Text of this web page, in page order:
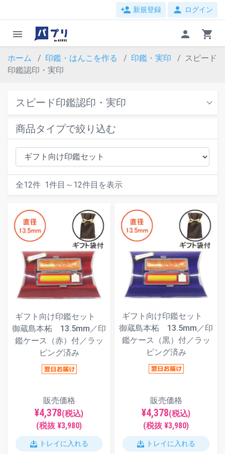
person_add 新規登録 person ログイン
menu person shopping_cart
ホーム 印鑑・はんこを作る 印鑑・実印
スピード
印鑑認印・実印
スピード印鑑認印・実印
商品タイプで絞り込む
全12件 1件目～ 12件目を表示
ギフト向け印鑑セット
御蔵島本柘 13.5mm／印
鑑ケース（赤）付／ラッ
ピング済み
販売価格
¥4,378(税込)
(税抜 ¥3,980)
トレイに入れる
ギフト向け印鑑セット
御蔵島本柘 13.5mm／印
鑑ケース（黒）付／ラッ
ピング済み
販売価格
¥4,378(税込)
(税抜 ¥3,980)
トレイに入れる